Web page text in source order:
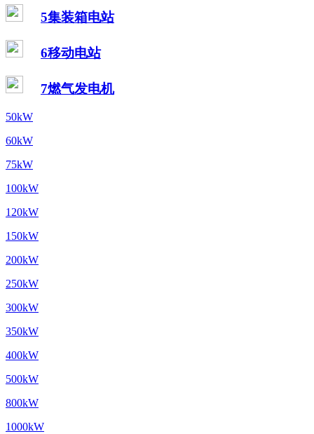
5集装箱电站
6移动电站
7燃气发电机
50kW
60kW
75kW
100kW
120kW
150kW
200kW
250kW
300kW
350kW
400kW
500kW
800kW
1000kW